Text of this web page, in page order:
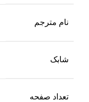
نام مترجم
شابک
تعداد صفحه